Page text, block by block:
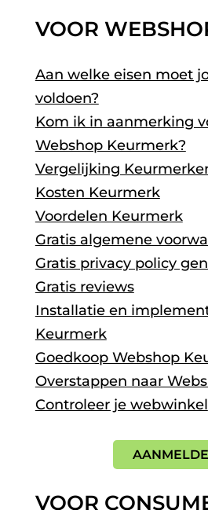
VOOR
Aan welke eisen moet
voldoen?
Kom ik in aanmerking
Webshop Keurmerk?
Vergelijking
Kosten Keurmerk
Voordelen Keurmerk
Gratis algemene
Gratis privacy policy
Gratis reviews
Installatie en
Keurmerk
Goedkoop Webshop
Overstappen naar
Controleer je webwinkel
VOOR